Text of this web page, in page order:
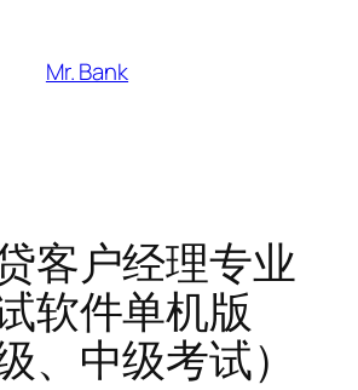
Mr. Bank
客户经理专业
软件单机版
、中级考试）